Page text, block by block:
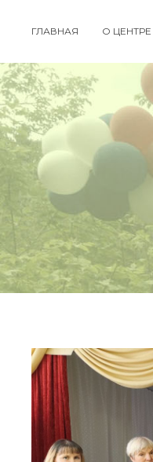
ГЛАВНАЯ О ЦЕНТРЕ